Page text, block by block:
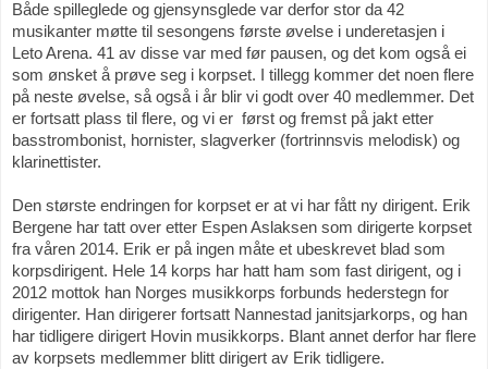
Både spilleglede og gjensynsglede var derfor stor da 42
musikanter møtte til sesongens første øvelse i underetasjen i
Leto Arena. 41 av disse var med før pausen, og det kom også ei
som ønsket å prøve seg i korpset. I tillegg kommer det noen flere
på neste øvelse, så også i år blir vi godt over 40 medlemmer. Det
er fortsatt plass til flere, og vi er  først og fremst på jakt etter
basstrombonist, hornister, slagverker (fortrinnsvis melodisk) og
klarinettister.
Den største endringen for korpset er at vi har fått ny dirigent. Erik
Bergene har tatt over etter Espen Aslaksen som dirigerte korpset
fra våren 2014. Erik er på ingen måte et ubeskrevet blad som
korpsdirigent. Hele 14 korps har hatt ham som fast dirigent, og i
2012 mottok han Norges musikkorps forbunds hederstegn for
dirigenter. Han dirigerer fortsatt Nannestad janitsjarkorps, og han
har tidligere dirigert Hovin musikkorps. Blant annet derfor har flere
av korpsets medlemmer blitt dirigert av Erik tidligere.